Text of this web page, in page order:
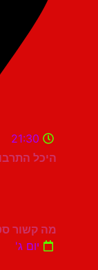
היכל התרבות חבל
21:30
מה קשור סטנדאפ
יום ג'